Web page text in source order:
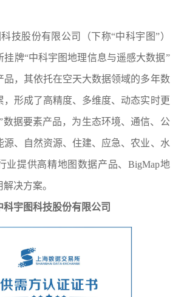
技股份有限公司（下称“中科宇图”）
挂牌“中科宇图地理信息与遥感大数据”
品，其依托在空天大数据领域的多年数
，形成了高精度、多维度、动态实时更
数据要素产品，为生态环境、通信、公
源、自然资源、住建、应急、农业、水
业提供高精地图数据产品、BigMap地
决方案。
宇图科技股份有限公司